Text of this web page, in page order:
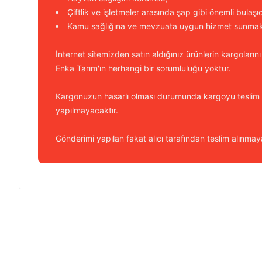
Çiftlik ve işletmeler arasında şap gibi önemli
Kamu sağlığına ve mevzuata uygun hizmet
İnternet sitemizden satın aldığınız ürünlerin
Enka Tarım'ın herhangi bir sorumluluğu yoktur.
Kargonuzun hasarlı olması durumunda kargoyu teslim
yapılmayacaktır.
Gönderimi yapılan fakat alıcı tarafından teslim